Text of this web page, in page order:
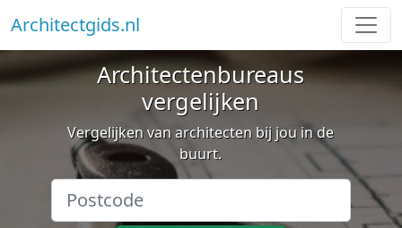
Architectgids.nl
Architectenbureaus
vergelijken
Vergelijken van architecten bij jou in de
buurt.